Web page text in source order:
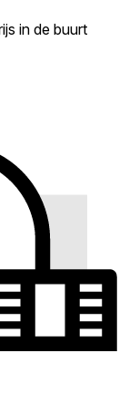
in de buurt